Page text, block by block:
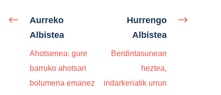
Aurreko
Albistea
Ahotsenea: gure
barruko ahotsari
bolumena emanez
Hurrengo
Albistea
Berdintasunean
heztea,
indarkeriatik urrun